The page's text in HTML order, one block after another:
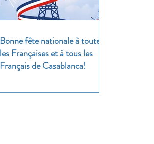
Bonne fête nationale à toutes
les Françaises et à tous les
Français de Casablanca!